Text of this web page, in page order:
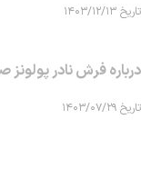
تاریخ ۱۴۰۳/۱۲/۱۳
درباره فرش نادر
تاریخ ۱۴۰۳/۰۷/۲۹